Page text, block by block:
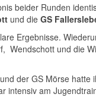
beider Runden
und die GS
Ergebnisse.
Wendschott und die
der GS Mörse
intensiv am